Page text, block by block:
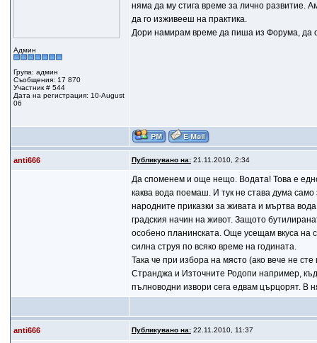
Админ
Група: админ
Съобщения: 17 870
Участник # 544
Дата на регистрация: 10-August
06
няма да му стига време за лично развитие.
да го изживееш на практика.
Дори намирам време да пиша из Форума, да
anti666 Публикувано на:21.11.2010, 2:34
Да споменем и още нещо. Водата! Това е
каква вода поемаш. И тук не става дума
народните приказки за живата и мъртва
градския начин на живот. Защото
особено планинската. Още усещам вкуса на
силна струя по всяко време на годината.
Така че при избора на място (ако вече не
Странджа и Източните Родопи например,
пълноводни извори сега едвам църцорят. В
anti666 Публикувано на:22.11.2010, 11:37